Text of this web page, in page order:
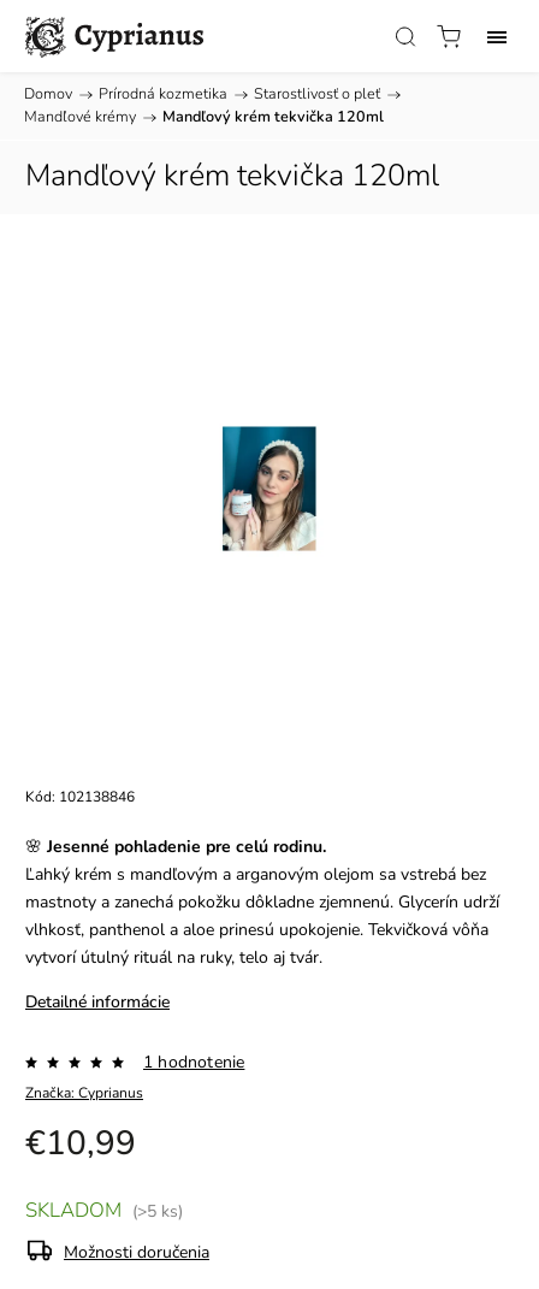
Domov / Prírodná kozmetika / Starostlivosť o pleť /
Mandľové krémy / Mandľový krém tekvička 120ml
Mandľový krém tekvička 120ml
Kód: 102138846
🌸Jesenné pohladenie pre celú rodinu.
Ľahký krém s mandľovým a arganovým olejom sa vstrebá bez
mastnoty a zanechá pokožku dôkladne zjemnenú. Glycerín udrží
vlhkosť, panthenol a aloe prinesú upokojenie. Tekvičková vôňa
vytvorí útulný rituál na ruky, telo aj tvár.
Detailné informácie
Značka: Cyprianus
1 hodnotenie
€10,99
SKLADOM (>5 ks)
Možnosti doručenia